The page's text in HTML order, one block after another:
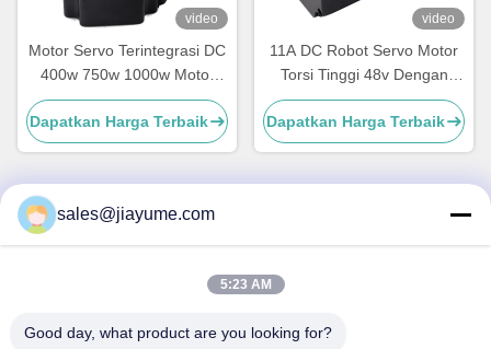
video
Motor Servo Terintegrasi DC
400w 750w 1000w Motor
Servo Dengan Encoder 17
Bit
Dapatkan Harga Terbaik
video
11A DC Robot Servo Motor
Torsi Tinggi 48v Dengan
Motor Servo Encoder
Tambahan
Dapatkan Harga Terbaik
Kontak Cepat
Lantai 501, Jalan Qunhui No.25, Zona 72, Komunitas
sales@jiayume.com
5:23 AM
Good day, what product are you looking for?